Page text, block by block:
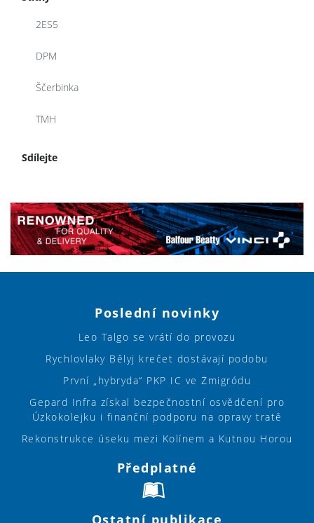
2ES5
DPM
Ščerbinka
TMH
Sdílejte
Poslední novinky
Leo Talgo se vrátí do provozu
Rychlovlaky Bělyj krečet dostávají podobu
První „hybryda“ PKP IC ve Żmigródu
Gepard Infra získal bezpečnostní osvědčení pro
Úzkokolejku i finanční podporu na opravy tratě
Rekonstrukce úseku mezi Kolínem a Kutnou Horou
Předplatné
Ostatní publikace